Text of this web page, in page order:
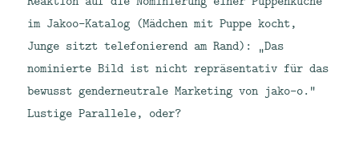
im Jakoo-Katalog (Mädchen mit Puppe kocht,
Junge sitzt telefonierend am Rand): „Das
nominierte Bild ist nicht repräsentativ für das
bewusst genderneutrale Marketing von jako-o.“
Lustige Parallele, oder?